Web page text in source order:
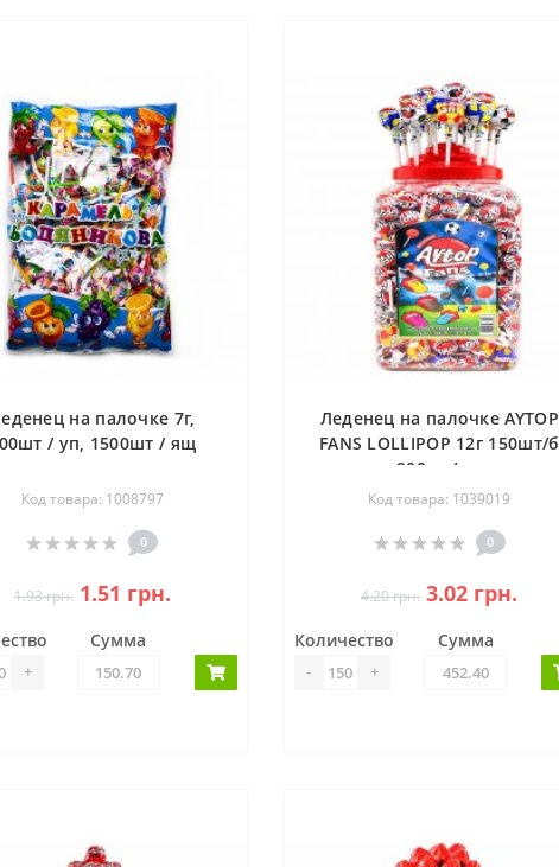
на палочке 7г,
/ уп, 1500шт / ящ
Код товара: 1008797
0
1.93 грн. 1.51 грн.
+
Сумма
Леденец на палочке AYTOP
FANS LOLLIPOP 12г 150шт/б
900шт/ящ
Код товара: 1039019
0
4.20 грн. 3.02 грн.
Количество
- +
Сумма